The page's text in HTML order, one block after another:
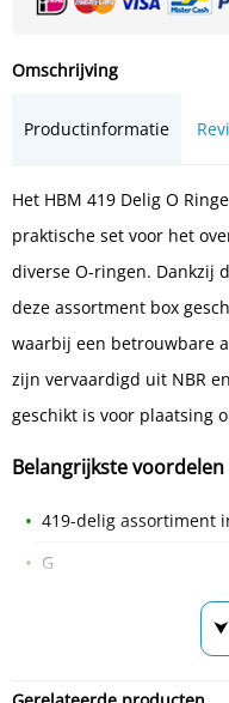
Omschrijving
Productinformatie
Het HBM 419 Delig O
praktische set voor het
diverse O-ringen. Dankzij
deze assortment box
waarbij een betrouwbare
zijn vervaardigd uit NBR
geschikt is voor plaatsing
Belangrijkste voordelen
419-delig assortiment
G
⮟